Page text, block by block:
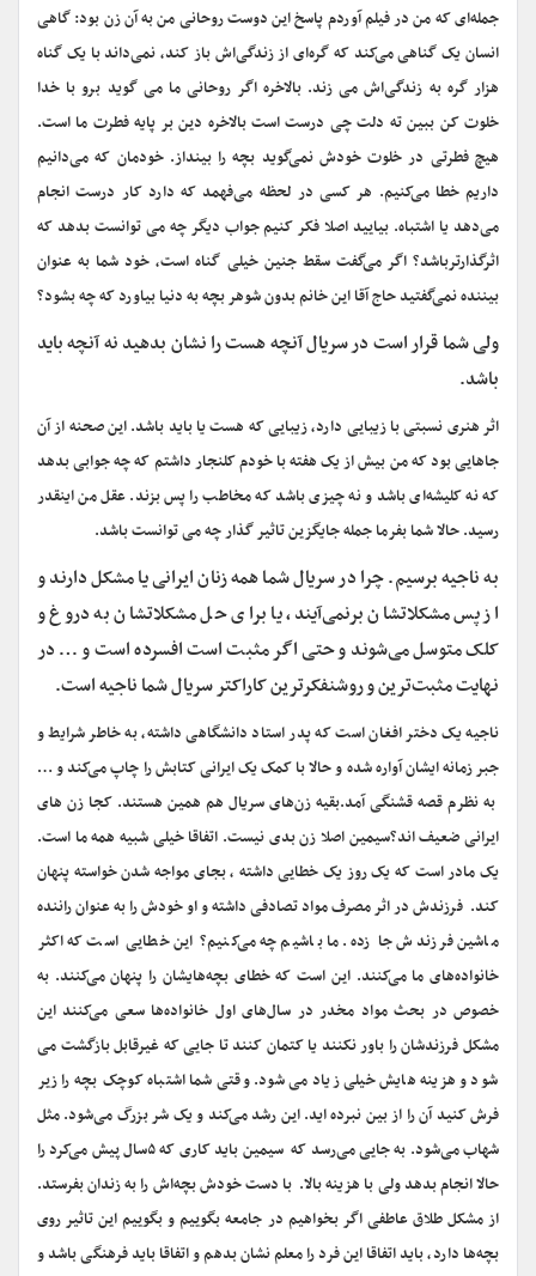
جمله‌ای که من در فیلم آوردم پاسخ این دوست روحانی من به آن زن بود: گاهی
انسان یک گناهی می‌کند که گره‌ای از زندگی‌اش باز کند، نمی‌داند با یک گناه
هزار گره‌ به زندگی‌اش می زند. بالاخره اگر روحانی ما می گوید برو با خدا
خلوت کن ببین ته دلت چی درست است بالاخره دین بر پایه فطرت ما است.
هیچ فطرتی در خلوت خودش نمی‌گوید بچه را بینداز. خودمان که می‌دانیم
داریم خطا می‌کنیم. هر کسی در لحظه می‌فهمد که دارد کار درست انجام
می‌دهد یا اشتباه. بیایید اصلا فکر کنیم جواب دیگر چه می توانست بدهد که
اثرگذارترباشد؟ اگر می‌گفت سقط جنین خیلی گناه است، خود شما به عنوان
بیننده نمی‌گفتید حاج آقا این خانم بدون شوهر بچه به دنیا بیاورد که چه بشود؟
ولی شما قرار است در سریال آنچه هست را نشان بدهید نه آنچه باید
باشد.
اثر هنری نسبتی با زیبایی دارد، زیبایی که هست یا باید باشد. این صحنه از آن
جاهایی بود که من بیش از یک هفته با خودم کلنجار داشتم که چه جوابی بدهد
که نه کلیشه‌ای باشد و نه چیزی باشد که مخاطب را پس بزند. عقل من اینقدر
رسید. حالا شما بفرما جمله جایگزین تاثیر گذار چه می توانست باشد.
به ناجیه برسیم. چرا در سریال شما همه زنان ایرانی یا مشکل دارند و
از پس مشکلاتشان برنمی‌آیند، یا برای حل مشکلاتشان به دروغ و
کلک متوسل می‌شوند و حتی اگر مثبت است افسرده است و … در
نهایت مثبت‌ترین و روشنفکرترین کاراکتر سریال شما ناجیه است.
ناجیه یک دختر افغان است که پدر استاد دانشگاهی داشته، به خاطر شرایط و
جبر زمانه ایشان آواره شده و حالا با کمک یک ایرانی کتابش را چاپ می‌کند و …
به نظرم قصه قشنگی آمد.بقیه زن‌های سریال هم همین هستند. کجا زن های
ایرانی ضعیف اند؟سیمین اصلا زن بدی نیست. اتفاقا خیلی شبیه همه ما است.
یک مادر است که یک روز یک خطایی داشته ، بجای مواجه شدن خواسته پنهان
کند. فرزندش در اثر مصرف مواد تصادفی داشته و او خودش را به عنوان راننده
ماشین فرزندش جا زده. ما باشیم چه می‌کنیم؟ این خطایی است که اکثر
خانواده‌های ما می‌کنند. این است که خطای بچه‌هایشان را پنهان می‌کنند. به
خصوص در بحث مواد مخدر در سال‌های اول خانواده‌ها سعی می‌کنند این
مشکل فرزندشان را باور نکنند یا کتمان کنند تا جایی که غیرقابل بازگشت می
شود و هزینه هایش خیلی زیاد می شود. وقتی شما اشتباه کوچک بچه را زیر
فرش کنید آن را از بین نبرده اید. این رشد می‌کند و یک شر بزرگ می‌شود. مثل
شهاب می‌شود. به جایی می‌رسد که سیمین باید کاری که ۵سال پیش می‌کرد را
حالا انجام بدهد ولی با هزینه بالا. با دست خودش بچه‌اش را به زندان بفرستد.
از مشکل طلاق عاطفی اگر بخواهیم در جامعه بگوییم و بگوییم این تاثیر روی
بچه‌ها دارد، باید اتفاقا این فرد را معلم نشان بدهم و اتفاقا باید فرهنگی باشد و